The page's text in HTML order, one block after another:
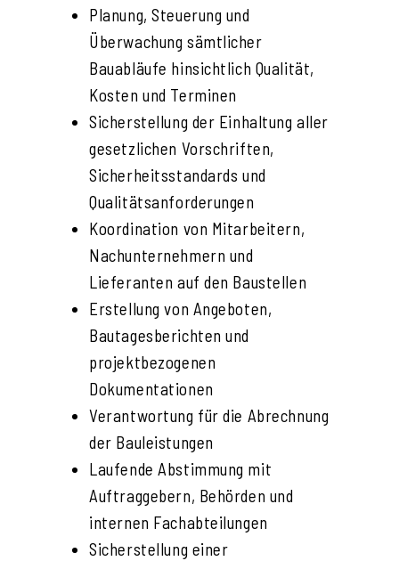
Planung, Steuerung und
Überwachung sämtlicher
Bauabläufe hinsichtlich Qualität,
Kosten und Terminen
Sicherstellung der Einhaltung aller
gesetzlichen Vorschriften,
Sicherheitsstandards und
Qualitätsanforderungen
Koordination von Mitarbeitern,
Nachunternehmern und
Lieferanten auf den Baustellen
Erstellung von Angeboten,
Bautagesberichten und
projektbezogenen
Dokumentationen
Verantwortung für die Abrechnung
der Bauleistungen
Laufende Abstimmung mit
Auftraggebern, Behörden und
internen Fachabteilungen
Sicherstellung einer